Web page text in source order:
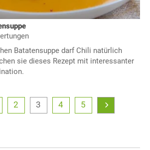
Batatensuppe darf Chili natürlich
sie dieses Rezept mit interessanter
2 3 4 5